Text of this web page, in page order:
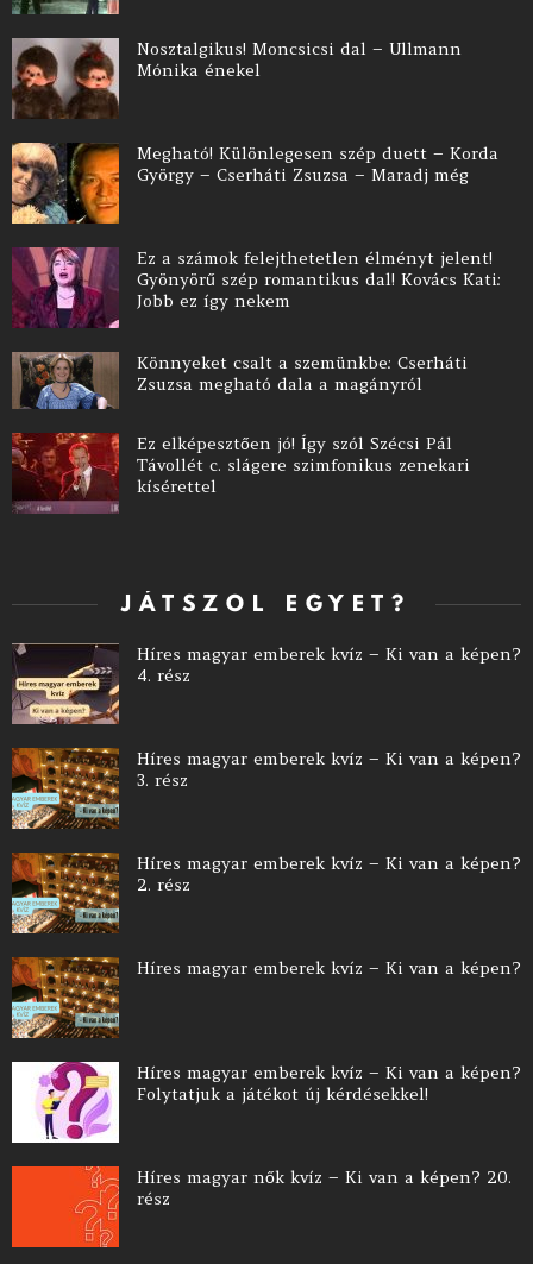
Nosztalgikus! Moncsicsi dal – Ullmann
Mónika énekel
Megható! Különlegesen szép duett – Korda
György – Cserháti Zsuzsa – Maradj még
Ez a számok felejthetetlen élményt jelent!
Gyönyörű szép romantikus dal! Kovács Kati:
Jobb ez így nekem
Könnyeket csalt a szemünkbe: Cserháti
Zsuzsa megható dala a magányról
Ez elképesztően jó! Így szól Szécsi Pál
Távollét c. slágere szimfonikus zenekari
kísérettel
JÁTSZOL EGYET?
Híres magyar emberek kvíz – Ki van a képen?
4. rész
Híres magyar emberek kvíz – Ki van a képen?
3. rész
Híres magyar emberek kvíz – Ki van a képen?
2. rész
Híres magyar emberek kvíz – Ki van a képen?
Híres magyar emberek kvíz – Ki van a képen?
Folytatjuk a játékot új kérdésekkel!
Híres magyar nők kvíz – Ki van a képen? 20.
rész